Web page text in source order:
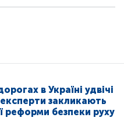
в Україні удвічі
закликають
реформи безпеки руху